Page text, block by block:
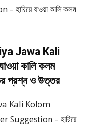
যাওয়া কালি কলম
Jawa Kali
কালি কলম
প্রশ্ন ও উত্তর
Kali Kolom
– হারিয়ে